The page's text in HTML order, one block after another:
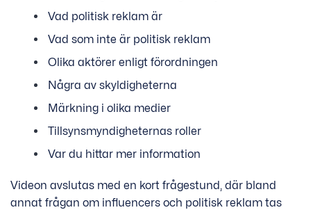
Vad politisk reklam är
Vad som inte är politisk reklam
Olika aktörer enligt förordningen
Några av skyldigheterna
Märkning i olika medier
Tillsynsmyndigheternas roller
Var du hittar mer information
Videon avslutas med en kort frågestund, där bland
annat frågan om influencers och politisk reklam tas